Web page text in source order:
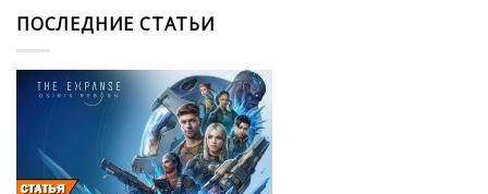
ПОСЛЕДНИЕ СТАТЬИ